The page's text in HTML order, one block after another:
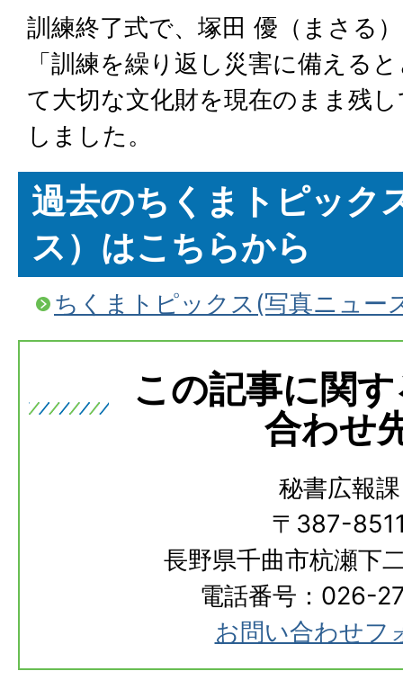
訓練終了式で、塚田 優（まさる
「訓練を繰り返し災害に備える
て大切な文化財を現在のまま残
しました。
過去のちくまトピック
ス）はこちらから
ちくまトピックス(写真ニュー
この記事に関
合わせ
秘書広報課
〒387-
長野県千曲市杭瀬下
電話番号：026-
お問い合わせフ